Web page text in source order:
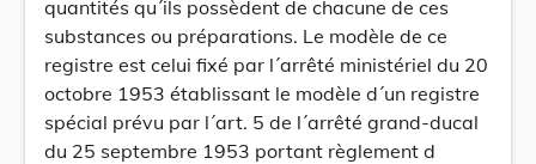
quantités qu´ils possèdent de chacune de ces
substances ou préparations. Le modèle de ce
registre est celui fixé par l´arrêté ministériel du 20
octobre 1953 établissant le modèle d´un registre
spécial prévu par l´art. 5 de l´arrêté grand-ducal
du 25 septembre 1953 portant règlement d